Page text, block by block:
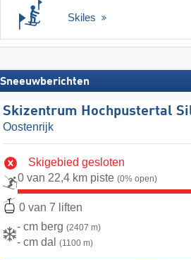
Skiles
Sneeuwberichten
Skizentrum Hochpustertal
Oostenrijk
Skigebied gesloten
0 van 22,4 km piste (0% open)
0 van 7 liften
- cm berg (2407 m)
- cm dal (1100 m)